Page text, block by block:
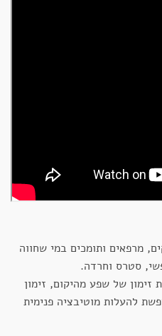
מרפאים ותומכים במי שחווה
סטרס וחרדה.
זימון של שפע מהיקום, זימון
להעלות מוטיבציה פנימית